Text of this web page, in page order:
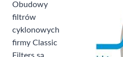
Obudowy
filtrów
cyklonowych
firmy Classic